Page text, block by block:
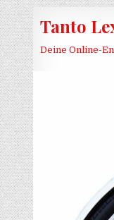
Skip to content
Tanto
Deine Online-